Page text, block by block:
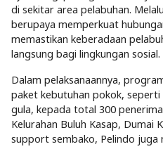
di sekitar area pelabuhan.
berupaya memperkuat
memastikan keberadaan
langsung bagi lingkungan sosial.
Dalam pelaksanaannya,
paket kebutuhan pokok,
gula, kepada total 300
Kelurahan Buluh Kasap, Dumai
support sembako, Pelindo juga